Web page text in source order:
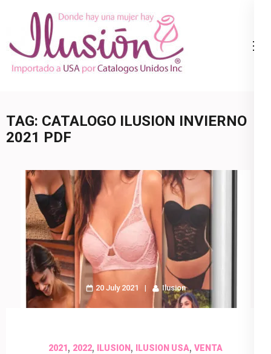
content
(Press
Ropa Interior
800.825.9452
TAG: CATALOGO ILUSION INVIERNO
2021 PDF
20 July 2021 Ilusion
2021, 2022, ILUSION , ILUSION USA, VENTA